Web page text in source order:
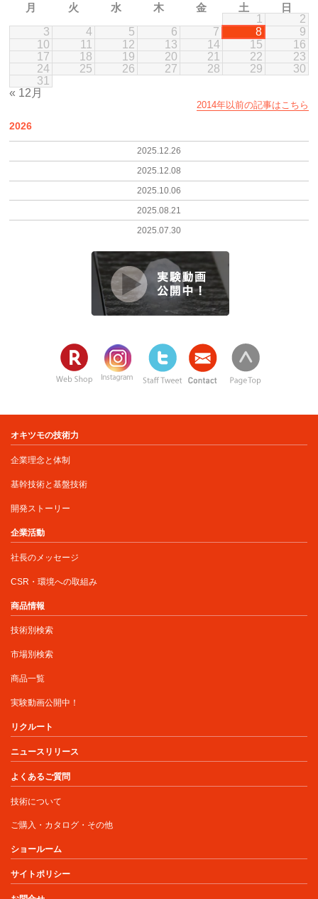
月 火 水 木 金 土
日
1
2
3
4 5 6 7 8
9
10
11 12 13 14 15
16
17
18 19 20 21 22
23
24
25 26 27 28 29
30
31
« 12月
2014年以前の記事はこちら
2026
2025.12.26
2025.12.08
2025.10.06
2025.08.21
2025.07.30
オキツモの技術力
企業理念と体制
基幹技術と基盤技術
開発ストーリー
企業活動
社長のメッセージ
CSR・環境への取組み
商品情報
技術別検索
市場別検索
商品一覧
実験動画公開中！
リクルート
ニュースリリース
よくあるご質問
技術について
ご購入・カタログ・その他
ショールーム
サイトポリシー